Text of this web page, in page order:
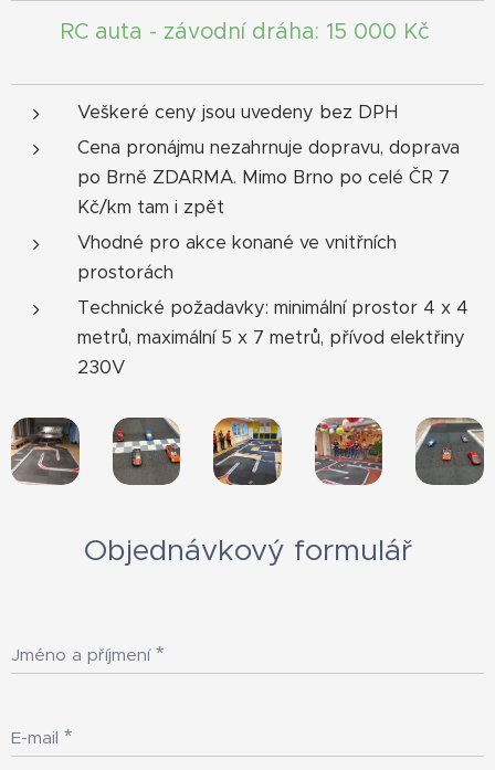
RC auta - závodní dráha: 15 000 Kč
Veškeré ceny jsou uvedeny bez DPH
Cena pronájmu nezahrnuje dopravu, doprava
po Brně ZDARMA. Mimo Brno po celé ČR 7
Kč/km tam i zpět
Vhodné pro akce konané ve vnitřních
prostorách
Technické požadavky: minimální prostor 4 x 4
metrů, maximální 5 x 7 metrů, přívod elektřiny
230V
Objednávkový formulář
Jméno a příjmení
E-mail